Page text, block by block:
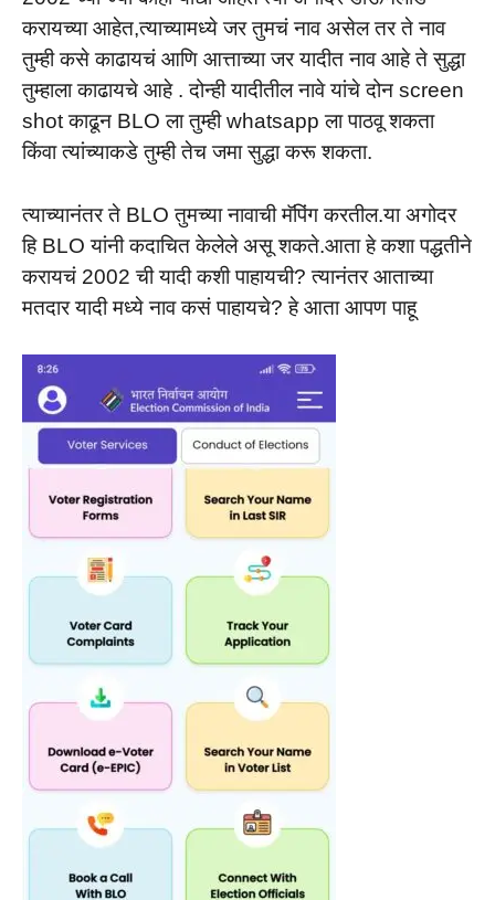
करायच्या आहेत,त्याच्यामध्ये जर तुमचं नाव असेल तर ते नाव
तुम्ही कसे काढायचं आणि आत्ताच्या जर यादीत नाव आहे ते सुद्धा
तुम्हाला काढायचे आहे . दोन्ही यादीतील नावे यांचे दोन screen
shot काढून BLO ला तुम्ही whatsapp ला पाठवू शकता
किंवा त्यांच्याकडे तुम्ही तेच जमा सुद्धा करू शकता.
त्याच्यानंतर ते BLO तुमच्या नावाची मॅपिंग करतील.या अगोदर
हि BLO यांनी कदाचित केलेले असू शकते.आता हे कशा पद्धतीने
करायचं 2002 ची यादी कशी पाहायची? त्यानंतर आताच्या
मतदार यादी मध्ये नाव कसं पाहायचे? हे आता आपण पाहू